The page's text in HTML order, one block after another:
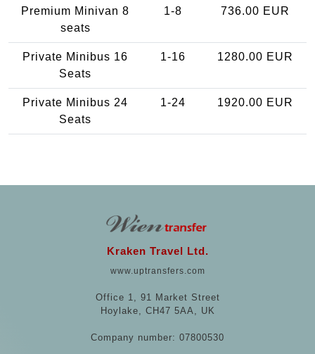
Premium Minivan 8
seats
1-8 736.00 EUR
Private Minibus 16
Seats
1-16 1280.00 EUR
Private Minibus 24
Seats
1-24 1920.00 EUR
Kraken Travel Ltd.
www.uptransfers.com
Office 1, 91 Market Street
Hoylake, CH47 5AA, UK
Company number: 07800530